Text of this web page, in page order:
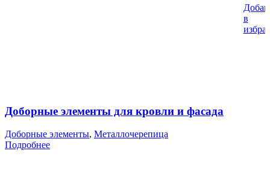
в
Доборные элементы для кровли и фасада
Доборные элементы, Металлочерепица
Подробнее